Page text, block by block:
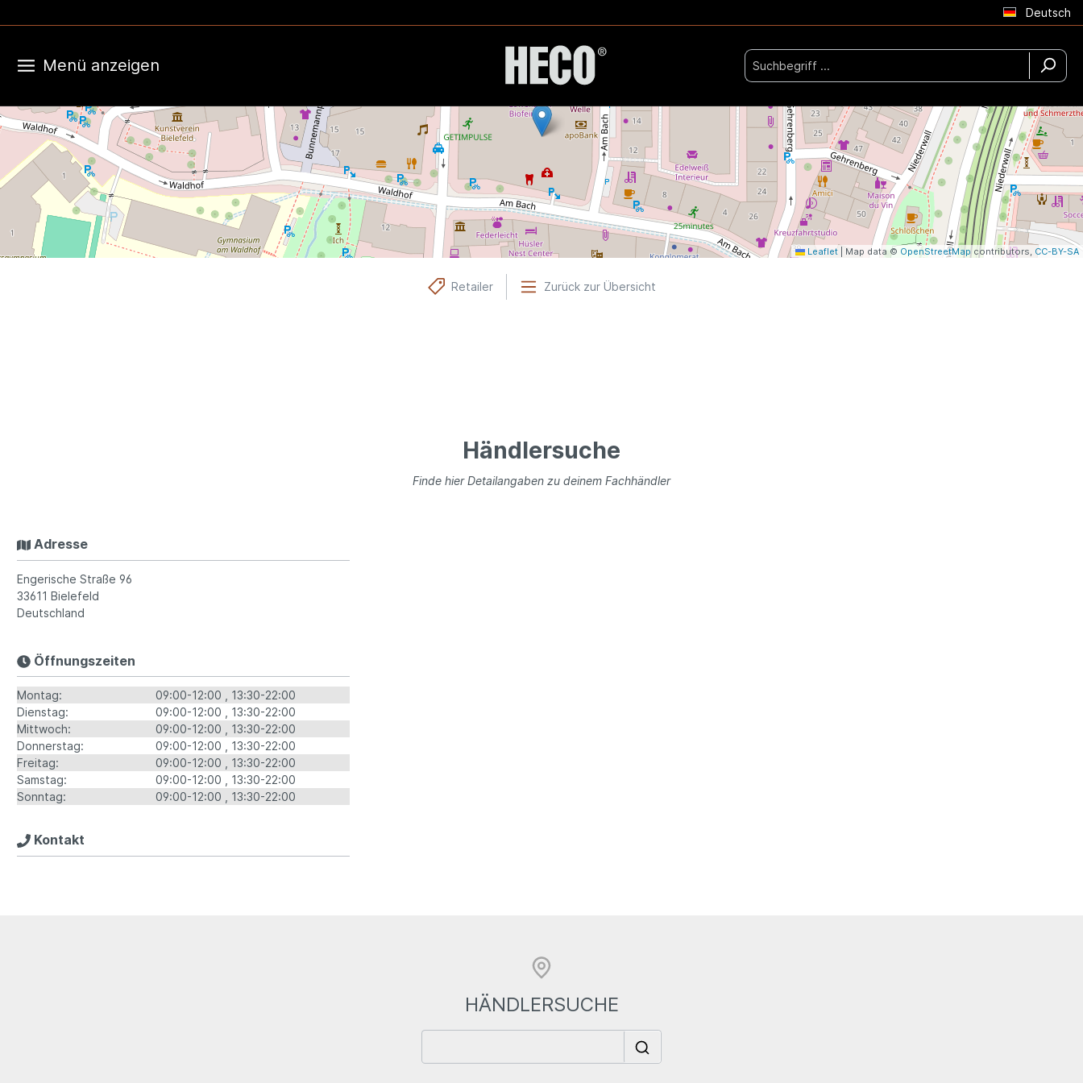
Deutsch
Menü anzeigen
−
Leaflet Map data © OpenStreetMapcontributors, CC-BY-SA
Retailer Zurück zur Übersicht
Händlersuche
Finde hier Detailangaben zu deinem Fachhändler
Adresse
Engerische Straße 96
33611 Bielefeld
Deutschland
Öffnungszeiten
Montag: 09:00-12:00
13:30-22:00
Dienstag:
09:00-12:00
13:30-22:00
Mittwoch:
09:00-12:00
13:30-22:00
Donnerstag:
09:00-12:00
13:30-22:00
Freitag:
09:00-12:00
13:30-22:00
Samstag:
09:00-12:00
13:30-22:00
Sonntag:
09:00-12:00 13:30-22:00
Kontakt
HÄNDLERSUCHE